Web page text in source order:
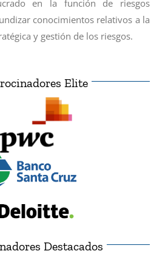
en la función de riesgos
conocimientos relativos a la
y gestión de los riesgos.
Elite
Destacados